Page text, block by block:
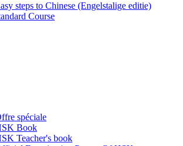
steps to Chinese (Engelstalige editie)
Course
spéciale
Book
Teacher's book